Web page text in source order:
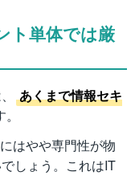
ト単体では厳
あくまで情報セキ
はやや専門性が物
しょう。これはIT